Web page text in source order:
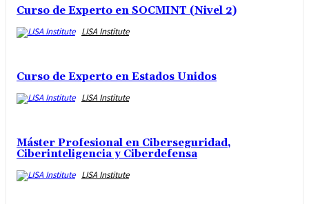
Curso de Experto en SOCMINT (Nivel 2)
LISA Institute
Curso de Experto en Estados Unidos
LISA Institute
Máster Profesional en Ciberseguridad,
Ciberinteligencia y Ciberdefensa
LISA Institute